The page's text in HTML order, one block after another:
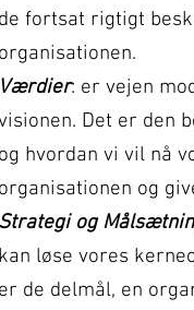
fortsat rigtigt
: er vejen
Det er den
hvordan vi vil nå
og
og
løse vores
de delmål, en